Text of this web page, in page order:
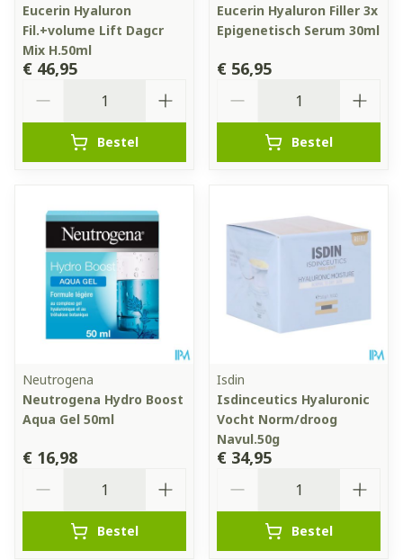
Eucerin Hyaluron
Fil.+volume Lift Dagcr
Mix H.50ml
€ 46,95
Bestel
Eucerin Hyaluron Filler 3x
Epigenetisch Serum 30ml
€ 56,95
Bestel
Neutrogena
Neutrogena Hydro Boost
Aqua Gel 50ml
€ 16,98
Bestel
Isdin
Isdinceutics Hyaluronic
Vocht Norm/droog
Navul.50g
€ 34,95
Bestel